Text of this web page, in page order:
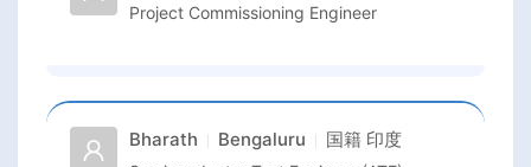
Project Commissioning Engineer
Bharath Bengaluru 国籍 印度